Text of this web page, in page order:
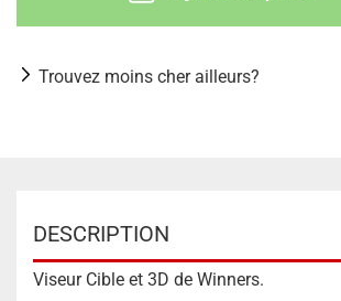
Trouvez moins cher ailleurs?
DESCRIPTION
Viseur Cible et 3D de Winners.